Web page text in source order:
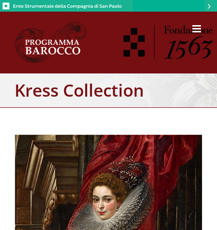
Salta
contenuto
Kress Collection